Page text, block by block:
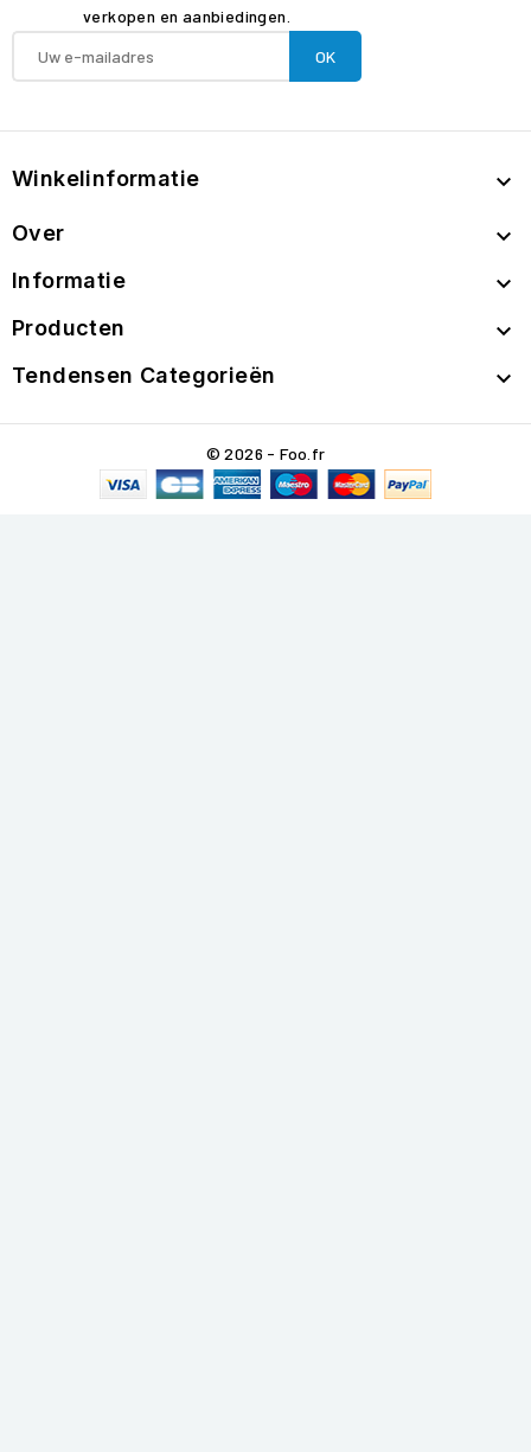
verkopen en aanbiedingen.
Winkelinformatie 
Over 
Informatie 
Producten 
Tendensen Categorieën 
© 2026 - Foo.fr